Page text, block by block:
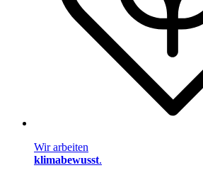
Wir arbeiten
klimabewusst.